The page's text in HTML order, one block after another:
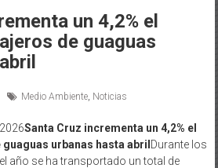
un 4,2% el
de guaguas
Medio Ambiente, Noticias
Santa Cruz incrementa un 4,2% el
urbanas hasta abril Durante los
año se ha transportado un total de